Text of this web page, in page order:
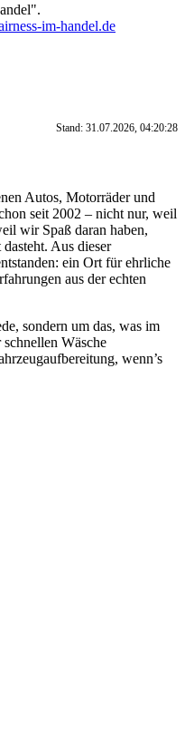
im-handel.de
Stand: 31.07.2026, 04:20:28
Autos, Motorräder und
seit 2002 – nicht nur, weil
wir Spaß daran haben,
Aus dieser
ein Ort für ehrliche
aus der echten
sondern um das, was im
Wäsche
wenn’s